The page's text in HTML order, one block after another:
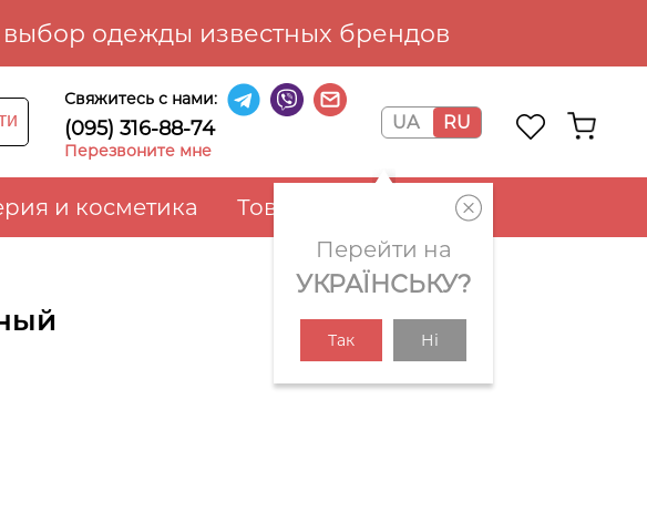
одежды известных брендов
Свяжитесь с нами:
(095) 316-88-74
Перезвоните мне
UA RU
Перейти на
УКРАЇНСЬКУ?
Так Ні
и косметика Товары для дома